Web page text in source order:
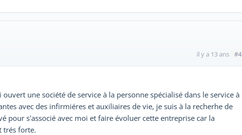
il y a 13 ans #4
ouvert une société de service à la personne spécialisé dans le service à
avec des infirmiéres et auxiliaires de vie, je suis à la recherhe de
pour s'associé avec moi et faire évoluer cette entreprise car la
trés forte.